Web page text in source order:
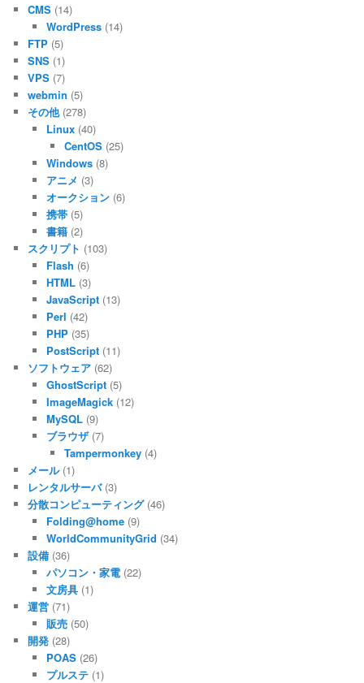
CMS (14)
WordPress(14)
FTP (5)
SNS (1)
VPS (7)
webmin (5)
その他(278)
Linux(40)
CentOS (25)
Windows(8)
アニメ (3)
オークション(6)
携帯(5)
書籍(2)
スクリプト (103)
Flash (6)
HTML(3)
JavaScript(13)
Perl (42)
PHP(35)
PostScript(11)
ソフトウェア (62)
GhostScript(5)
ImageMagick(12)
MySQL(9)
ブラウザ(7)
Tampermonkey (4)
メール(1)
レンタルサーバ(3)
分散コンピューティング(46)
Folding@home(9)
WorldCommunityGrid (34)
設備 (36)
パソコン・家電(22)
文房具(1)
運営 (71)
販売(50)
開発 (28)
POAS(26)
プルステ(1)